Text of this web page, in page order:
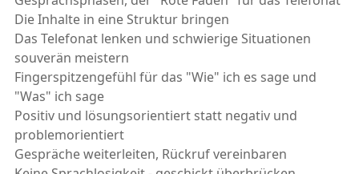
Die Inhalte in eine Struktur bringen
Das Telefonat lenken und schwierige Situationen
souverän meistern
Fingerspitzengefühl für das "Wie" ich es sage und
"Was" ich sage
Positiv und lösungsorientiert statt negativ und
problemorientiert
Gespräche weiterleiten, Rückruf vereinbaren